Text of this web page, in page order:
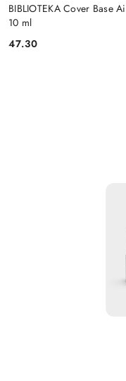
BIBLIOTEKA Cover Base
10 ml
Cena:
47.30